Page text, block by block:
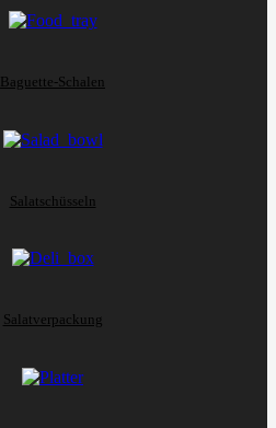
Baguette-Schalen
Salatschüsseln
Salatverpackung